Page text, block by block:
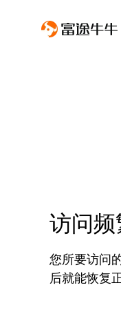
访问
您所要访问
后就能恢复